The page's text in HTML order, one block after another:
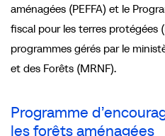
aménagées (PEFFA) et le
fiscal pour les terres protégées
programmes gérés par le
et des Forêts (MRNF).
Programme
les forêts aménagées